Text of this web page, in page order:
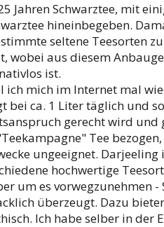
Jahren Schwarztee, mit
hineinbegeben.
seltene Teesorten
wobei aus diesem
ist.
ich mich im Internet mal
bei ca. 1 Liter täglich und
gerecht wird
Tee
ungeeignet.
hochwertige
um es vorwegzunehmen
überzeugt. Dazu
Ich habe selber in